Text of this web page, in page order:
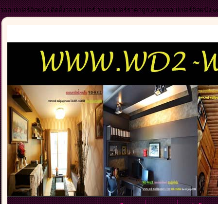
วอลเปเปอร์ติดผนัง,ติดตั้งวอลเปเปอร์,วอลเปเปอร์ราคาถูก,ลายวอลเปเปอร์ติดผนั